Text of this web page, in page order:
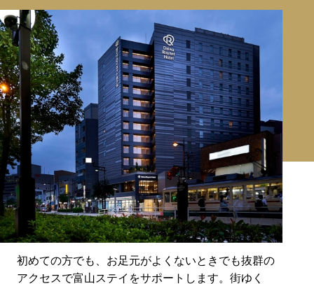
初めての方でも、お足元がよくないときでも抜群の
アクセスで富山ステイをサポートします。街ゆく